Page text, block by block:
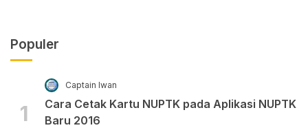
Populer
1
Captain Iwan
Cara Cetak Kartu NUPTK pada Aplikasi NUPTK
Baru 2016